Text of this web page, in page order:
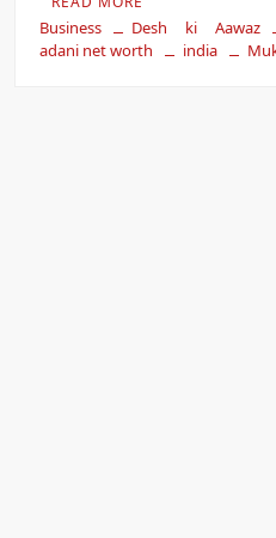
Business Desh ki Aawaz
adani net worth
india